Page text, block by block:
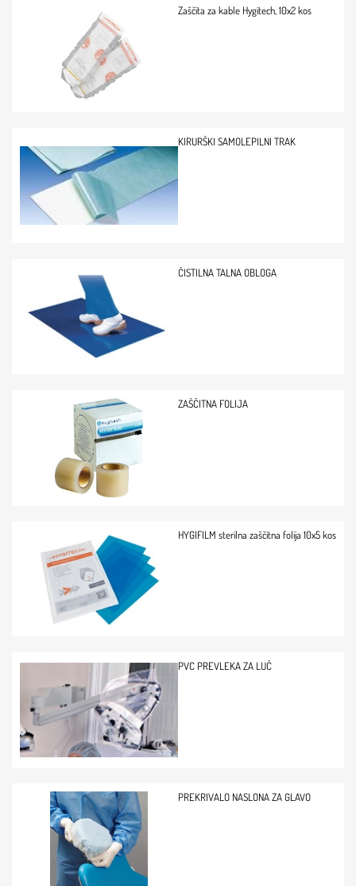
Zaščita za kable Hygitech, 10x2 kos
KIRURŠKI SAMOLEPILNI TRAK
ČISTILNA TALNA OBLOGA
ZAŠČITNA FOLIJA
HYGIFILM sterilna zaščitna folija 10x5 kos
PVC PREVLEKA ZA LUČ
PREKRIVALO NASLONA ZA GLAVO